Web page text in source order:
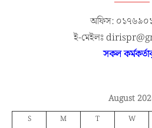
অফিস:
ই-মেইলঃ
সকল
August
S M T W